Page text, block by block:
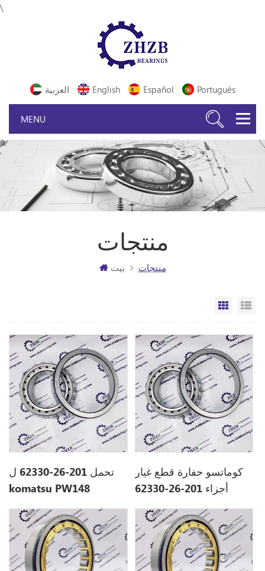
\
العربية English Español Português
منتجات
بيت منتجات
تحمل 201-26-62330 ل
komatsu PW148
كوماتسو حفارة قطع غيار
أجزاء 201-26-62330